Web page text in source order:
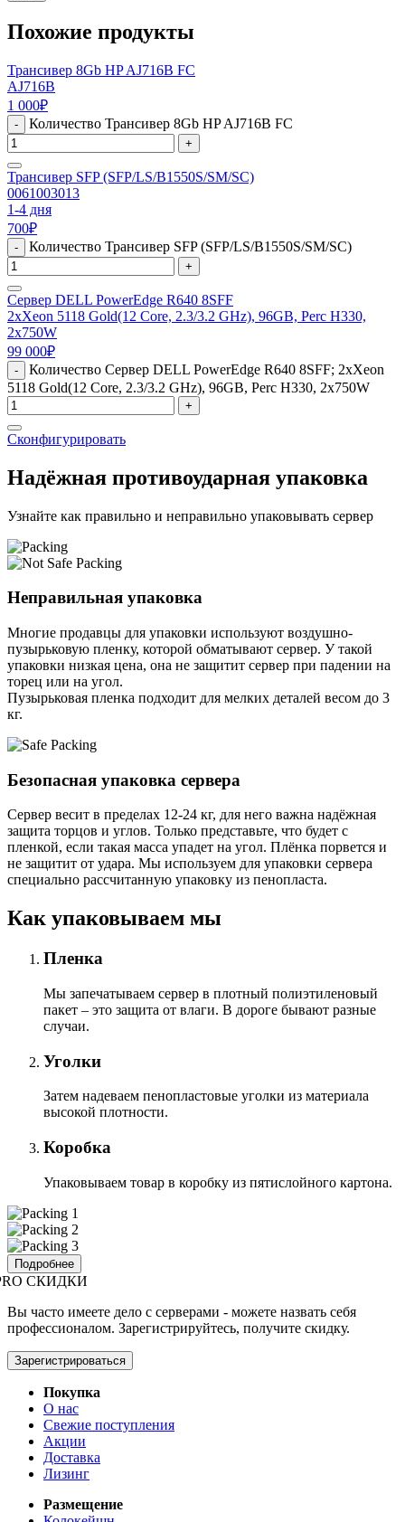
Похожие продукты
Трансивер 8Gb HP AJ716B FC
AJ716B
1 000₽
- Количество Трансивер 8Gb HP AJ716B FC
+
Трансивер SFP (SFP/LS/B1550S/SM/SC)
0061003013
1-4 дня
700₽
- Количество Трансивер SFP (SFP/LS/B1550S/SM/SC)
+
Сервер DELL PowerEdge R640 8SFF
2xXeon 5118 Gold(12 Core, 2.3/3.2 GHz), 96GB, Perc H330,
2x750W
99 000₽
-
Количество Сервер DELL PowerEdge R640 8SFF; 2xXeon
5118 Gold(12 Core, 2.3/3.2 GHz), 96GB, Perc H330, 2x750W
+
Сконфигурировать
Надёжная противоударная упаковка
Узнайте как правильно и неправильно упаковывать сервер
Неправильная упаковка
Многие продавцы для упаковки используют воздушно-
пузырьковую пленку, которой обматывают сервер. У такой
упаковки низкая цена, она не защитит сервер при падении на
торец или на угол.
Пузырьковая пленка подходит для мелких деталей весом до 3
кг.
Безопасная упаковка сервера
Сервер весит в пределах 12-24 кг, для него важна надёжная
защита торцов и углов. Только представьте, что будет с
пленкой, если такая масса упадет на угол. Плёнка порвется и
не защитит от удара. Мы используем для упаковки сервера
специально расcчитанную упаковку из пенопласта.
Как упаковываем мы
Пленка
Мы запечатываем сервер в плотный полиэтиленовый
пакет – это защита от влаги. В дороге бывают разные
случаи.
Уголки
Затем надеваем пенопластовые уголки из материала
высокой плотности.
Коробка
Упаковываем товар в коробку из пятислойного картона.
Подробнее
СКИДКИ
Вы часто имеете дело с серверами - можете назвать себя
профессионалом. Зарегистрируйтесь, получите скидку.
Зарегистрироваться
Покупка
О нас
Свежие поступления
Акции
Доставка
Лизинг
Размещение